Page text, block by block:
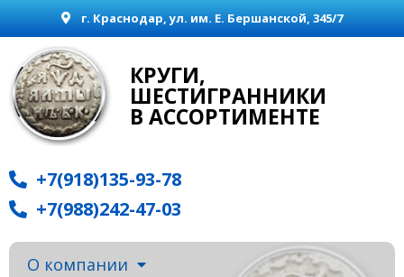
г. Краснодар, ул. им. Е. Бершанской, 345/7
КРУГИ,
ШЕСТИГРАННИКИ
В АССОРТИМЕНТЕ
+7(918)135-93-78
+7(988)242-47-03
О компании